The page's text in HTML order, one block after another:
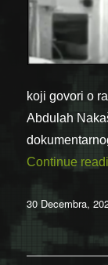
koji govori o
Abdulah
Continue
Posted
30 Decembra,